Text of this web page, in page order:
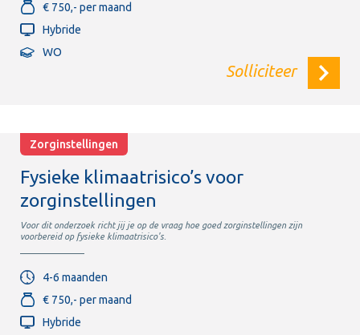
€ 750,- per maand
Hybride
WO
Solliciteer
Zorginstellingen
Fysieke klimaatrisico’s voor
zorginstellingen
Voor dit onderzoek richt jij je op de vraag hoe goed zorginstellingen zijn
voorbereid op fysieke klimaatrisico's.
4-6 maanden
€ 750,- per maand
Hybride